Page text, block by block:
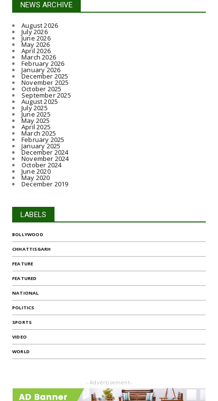
NEWS ARCHIVE
August 2026
July 2026
June 2026
May 2026
April 2026
March 2026
February 2026
January 2026
December 2025
November 2025
October 2025
September 2025
August 2025
July 2025
June 2025
May 2025
April 2025
March 2025
February 2025
January 2025
December 2024
November 2024
October 2024
June 2020
May 2020
December 2019
LABELS
BOLLYWOOD
CHHATTISGARH
FEATURE
FEATURED
NATIONAL
POLITICS
SPORTS
VIDEO
WORLD
- Advertisement-